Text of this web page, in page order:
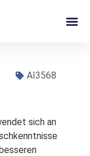
AI3568
sich an